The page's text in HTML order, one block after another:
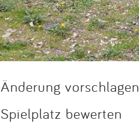
Änderung vorschlagen
Spielplatz bewerten